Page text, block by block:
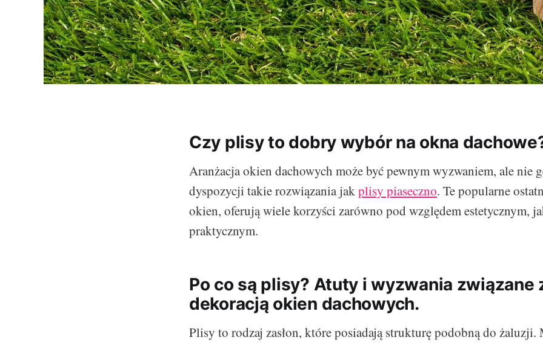
Czy plisy to dobry wybór na okna
Aranżacja okien dachowych może być pewnym wyzwaniem, ale nie
dyspozycji takie rozwiązania jakplisy piaseczno. Te popularne
okien, oferują wiele korzyści zarówno pod względem estetycznym,
praktycznym.
Po co są plisy? Atuty i wyzwania związane
dekoracją okien dachowych.
Plisy to rodzaj zasłon, które posiadają strukturę podobną do żaluzji.